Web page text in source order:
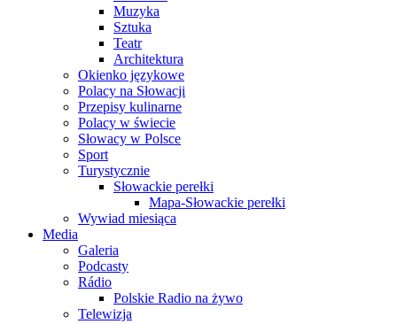
Muzyka
Sztuka
Teatr
Architektura
Okienko językowe
Polacy na Słowacji
Przepisy kulinarne
Polacy w świecie
Słowacy w Polsce
Sport
Turystycznie
Słowackie perełki
Mapa-Słowackie perełki
Wywiad miesiąca
Media
Galeria
Podcasty
Rádio
Polskie Radio na żywo
Telewizja